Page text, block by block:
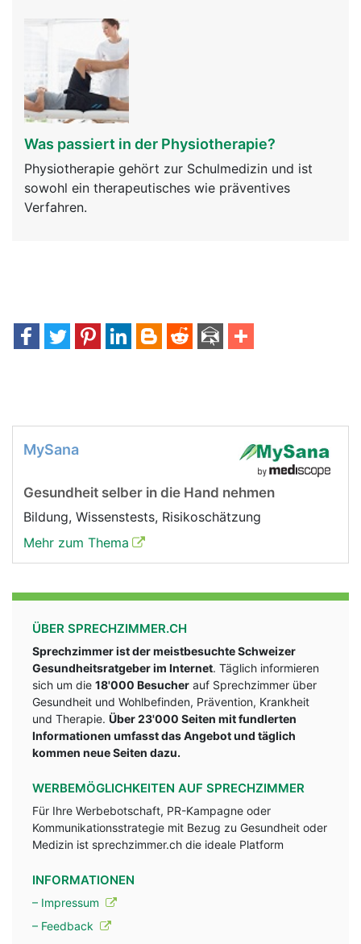
Was passiert in der Physiotherapie?
Physiotherapie gehört zur Schulmedizin und ist
sowohl ein therapeutisches wie präventives
Verfahren.
MySana
Gesundheit selber in die Hand nehmen
Bildung, Wissenstests, Risikoschätzung
Mehr zum Thema
ÜBER SPRECHZIMMER.CH
Sprechzimmer ist der meistbesuchte Schweizer
Gesundheitsratgeber im Internet. Täglich informieren
sich um die 18'000 Besucher auf Sprechzimmer über
Gesundheit und Wohlbefinden, Prävention, Krankheit
und Therapie. Über 23'000 Seiten mit fundlerten
Informationen umfasst das Angebot und täglich
kommen neue Seiten dazu.
WERBEMÖGLICHKEITEN AUF SPRECHZIMMER
Für Ihre Werbebotschaft, PR-Kampagne oder
Kommunikationsstrategie mit Bezug zu Gesundheit oder
Medizin ist sprechzimmer.ch die ideale Platform
INFORMATIONEN
– Impressum
– Feedback